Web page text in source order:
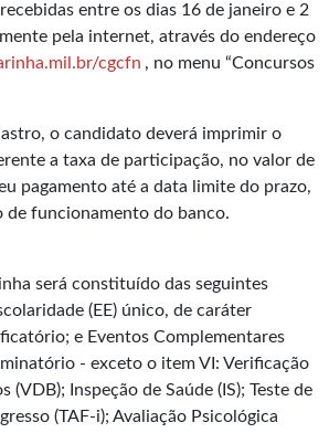
entre os dias 16 de janeiro e 2
pela internet, através do endereço
cgcfn , no menu “Concursos
o candidato deverá imprimir o
a taxa de participação, no valor de
pagamento até a data limite do prazo,
de funcionamento do banco.
será constituído das seguintes
(EE) único, de caráter
e Eventos Complementares
- exceto o item VI: Verificação
(VDB); Inspeção de Saúde (IS); Teste de
(TAF-i); Avaliação Psicológica